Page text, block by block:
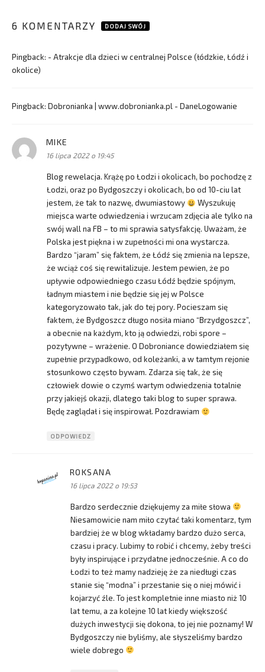
6 KOMENTARZY DODAJ SWÓJ
Pingback: - Atrakcje dla dzieci w centralnej Polsce (łódzkie, Łódź i
okolice)
Pingback: Dobronianka | www.dobronianka.pl - DaneLogowanie
MIKE
16 lipca 2022 o 19:45
Blog rewelacja. Krążę po Łodzi i okolicach, bo pochodzę z
Łodzi, oraz po Bydgoszczy i okolicach, bo od 10-ciu lat
jestem, że tak to nazwę, dwumiastowy
Wyszukuję
miejsca warte odwiedzenia i wrzucam zdjęcia ale tylko na
swój wall na FB – to mi sprawia satysfakcję. Uważam, że
Polska jest piękna i w zupełności mi ona wystarcza.
Bardzo “jaram” się faktem, że Łódź się zmienia na lepsze,
że wciąż coś się rewitalizuje. Jestem pewien, że po
upływie odpowiedniego czasu Łódź będzie spójnym,
ładnym miastem i nie będzie się jej w Polsce
kategoryzowało tak, jak do tej pory. Pocieszam się
faktem, że Bydgoszcz długo nosiła miano “Brzydgoszcz”,
a obecnie na każdym, kto ją odwiedzi, robi spore –
pozytywne – wrażenie. O Dobroniance dowiedziałem się
zupełnie przypadkowo, od koleżanki, a w tamtym rejonie
stosunkowo często bywam. Zdarza się tak, że się
człowiek dowie o czymś wartym odwiedzenia totalnie
przy jakiejś okazji, dlatego taki blog to super sprawa.
Będę zaglądał i się inspirował. Pozdrawiam
ODPOWIEDZ
ROKSANA
16 lipca 2022 o 19:53
Bardzo serdecznie dziękujemy za miłe słowa
Niesamowicie nam miło czytać taki komentarz, tym
bardziej że w blog wkładamy bardzo dużo serca,
czasu i pracy. Lubimy to robić i chcemy, żeby treści
były inspirujące i przydatne jednocześnie. A co do
Łodzi to też mamy nadzieję że za niedługi czas
stanie się “modna” i przestanie się o niej mówić i
kojarzyć źle. To jest kompletnie inne miasto niż 10
lat temu, a za kolejne 10 lat kiedy większość
dużych inwestycji się dokona, to jej nie poznamy! W
Bydgoszczy nie byliśmy, ale słyszeliśmy bardzo
wiele dobrego